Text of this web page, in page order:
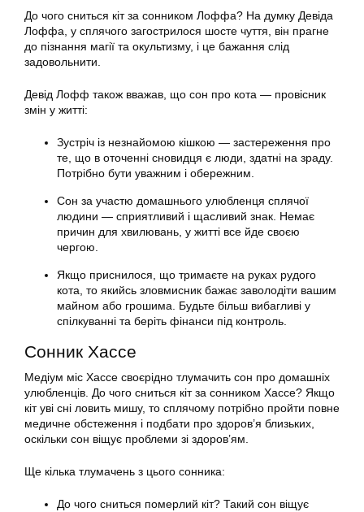
До чого сниться кіт за сонником Лоффа? На думку Девіда
Лоффа, у сплячого загострилося шосте чуття, він прагне
до пізнання магії та окультизму, і це бажання слід
задовольнити.
Девід Лофф також вважав, що сон про кота — провісник
змін у житті:
Зустріч із незнайомою кішкою — застереження про
те, що в оточенні сновидця є люди, здатні на зраду.
Потрібно бути уважним і обережним.
Сон за участю домашнього улюбленця сплячої
людини — сприятливий і щасливий знак. Немає
причин для хвилювань, у житті все йде своєю
чергою.
Якщо приснилося, що тримаєте на руках рудого
кота, то якийсь зловмисник бажає заволодіти вашим
майном або грошима. Будьте більш вибагливі у
спілкуванні та беріть фінанси під контроль.
Сонник Хассе
Медіум міс Хассе своєрідно тлумачить сон про домашніх
улюбленців. До чого сниться кіт за сонником Хассе? Якщо
кіт уві сні ловить мишу, то сплячому потрібно пройти повне
медичне обстеження і подбати про здоров’я близьких,
оскільки сон віщує проблеми зі здоров’ям.
Ще кілька тлумачень з цього сонника:
До чого сниться померлий кіт? Такий сон віщує